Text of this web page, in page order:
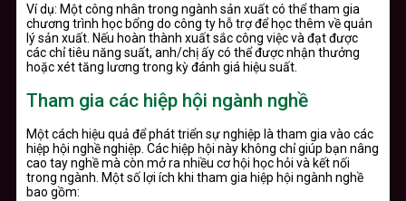
Ví dụ: Một công nhân trong ngành sản xuất có thể tham gia
chương trình học bổng do công ty hỗ trợ để học thêm về quản
lý sản xuất. Nếu hoàn thành xuất sắc công việc và đạt được
các chỉ tiêu năng suất, anh/chị ấy có thể được nhận thưởng
hoặc xét tăng lương trong kỳ đánh giá hiệu suất.
Tham gia các hiệp hội ngành nghề
Một cách hiệu quả để phát triển sự nghiệp là tham gia vào các
hiệp hội nghề nghiệp. Các hiệp hội này không chỉ giúp bạn nâng
cao tay nghề mà còn mở ra nhiều cơ hội học hỏi và kết nối
trong ngành. Một số lợi ích khi tham gia hiệp hội ngành nghề
bao gồm: